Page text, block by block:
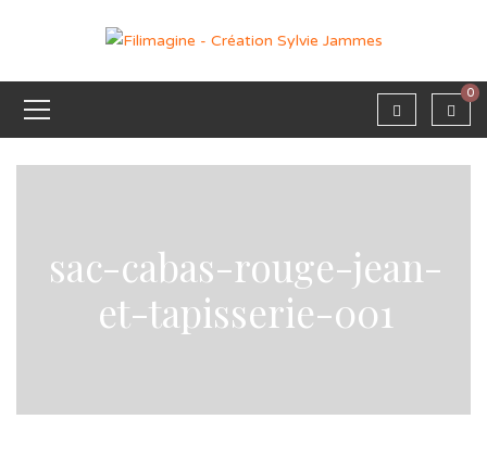
0
sac-cabas-rouge-jean-
et-tapisserie-001